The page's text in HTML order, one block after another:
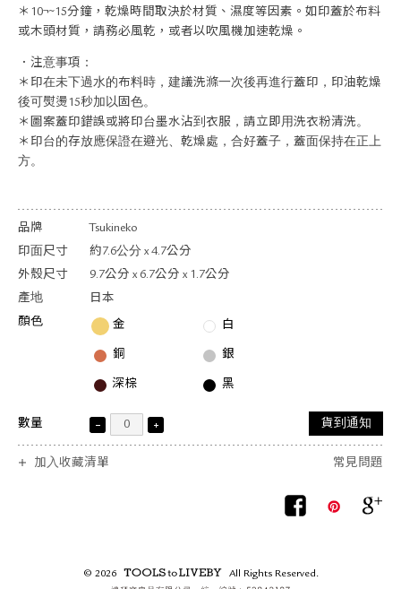
＊10¬~15分鐘，乾燥時間取決於材質、濕度等因素。如印蓋於布料
或木頭材質，請務必風乾，或者以吹風機加速乾燥。
．注意事項：
＊印在未下過水的布料時，建議洗滌一次後再進行蓋印，印油乾燥
後可熨燙15秒加以固色。
＊圖案蓋印錯誤或將印台墨水沾到衣服，請立即用洗衣粉清洗。
＊印台的存放應保證在避光、乾燥處，合好蓋子，蓋面保持在正上
方。
品牌
Tsukineko
印面尺寸
約7.6公分 x 4.7公分
外殼尺寸
9.7公分 x 6.7公分 x 1.7公分
產地
日本
顏色
金 白
銅 銀
深棕 黑
數量 貨到通知
加入收藏清單 常見問題
© 2026
TOOLS to LIVEBY /
All Rights Reserved.